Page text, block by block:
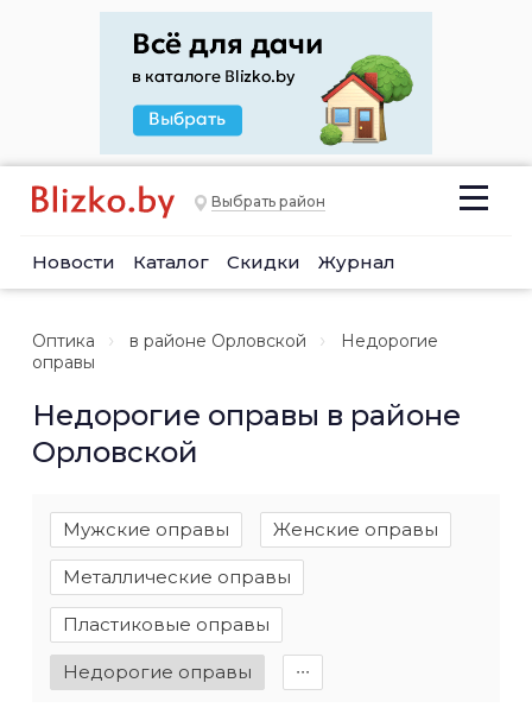
Выбрать район
Новости Каталог Скидки Журнал
Оптика в районе Орловской
Недорогие
оправы
Недорогие оправы в районе
Орловской
Мужские оправы Женские оправы
Металлические оправы
Пластиковые оправы
Недорогие оправы ∙∙∙